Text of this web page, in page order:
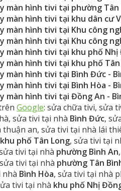
màn hình tivi tại phường Tân
màn hình tivi tại khu dân cư
màn hình tivi tại Khu công
màn hình tivi tại Khu công
màn hình tivi tại khu phố
màn hình tivi tại khu phố
màn hình tivi tại Bình Đức -
màn hình tivi tại Bình Hòa -
màn hình tivi tại Đồng An -
Google: sửa chữa tivi, sửa
sửa tivi tại nhà Bình Đức,
thuận an, sửa tivi tại nhà lái
khu phố Tân Long, sửa tivi tại
tivi tại nhà phường Bình An
tivi tại nhà phường Tân
nhà Bình Hòa, sửa tivi tại nhà
tivi tại nhà khu phố Nhị